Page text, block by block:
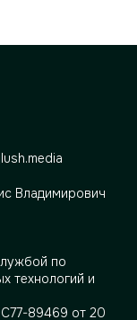
Владимирович
по
технологий и
89469 от 20